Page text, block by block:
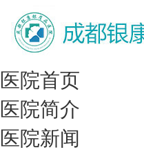
医院首页
医院简介
医院新闻